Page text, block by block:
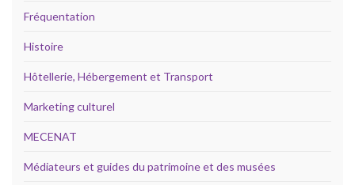
Fréquentation
Histoire
Hôtellerie, Hébergement et Transport
Marketing culturel
MECENAT
Médiateurs et guides du patrimoine et des musées